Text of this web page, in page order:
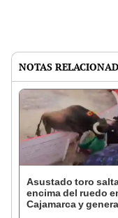
NOTAS
Asustado toro
encima del ruedo
Cajamarca y genera